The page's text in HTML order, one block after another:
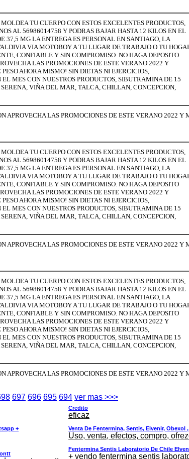
TU CUERPO CON ESTOS EXCELENTES PRODUCTOS,
AL 56986014758 Y PODRAS BAJAR HASTA 12 KILOS EN EL
37,5 MG LA ENTREGA ES PERSONAL EN SANTIAGO, LA
VIA MOTOBOY A TU LUGAR DE TRABAJO O TU
CONFIABLE Y SIN COMPROMISO. NO HAGA DEPOSITO
LAS PROMOCIONES DE ESTE VERANO 2022 Y
AHORA MISMO! SIN DIETAS NI EJERCICIOS,
MES CON NUESTROS PRODUCTOS, SIBUTRAMINA DE 15
VIÑA DEL MAR, TALCA, CHILLAN, CONCEPCION,
APROVECHA LAS PROMOCIONES DE ESTE VERANO 2022 Y
TU CUERPO CON ESTOS EXCELENTES PRODUCTOS,
AL 56986014758 Y PODRAS BAJAR HASTA 12 KILOS EN EL
37,5 MG LA ENTREGA ES PERSONAL EN SANTIAGO, LA
VIA MOTOBOY A TU LUGAR DE TRABAJO O TU
CONFIABLE Y SIN COMPROMISO. NO HAGA DEPOSITO
LAS PROMOCIONES DE ESTE VERANO 2022 Y
AHORA MISMO! SIN DIETAS NI EJERCICIOS,
MES CON NUESTROS PRODUCTOS, SIBUTRAMINA DE 15
VIÑA DEL MAR, TALCA, CHILLAN, CONCEPCION,
APROVECHA LAS PROMOCIONES DE ESTE VERANO 2022 Y
TU CUERPO CON ESTOS EXCELENTES PRODUCTOS,
AL 56986014758 Y PODRAS BAJAR HASTA 12 KILOS EN EL
37,5 MG LA ENTREGA ES PERSONAL EN SANTIAGO, LA
VIA MOTOBOY A TU LUGAR DE TRABAJO O TU
CONFIABLE Y SIN COMPROMISO. NO HAGA DEPOSITO
LAS PROMOCIONES DE ESTE VERANO 2022 Y
AHORA MISMO! SIN DIETAS NI EJERCICIOS,
MES CON NUESTROS PRODUCTOS, SIBUTRAMINA DE 15
VIÑA DEL MAR, TALCA, CHILLAN, CONCEPCION,
APROVECHA LAS PROMOCIONES DE ESTE VERANO 2022 Y
697 696 695 694 ver mas >>>
Credito
eficaz
+ Venta De Fentermina, Sentis, Elvenir, Obexol
Uso, venta, efectos, compro,
Fentermina Sentis Laboratorio De Chile
+ vendo fentermina sentis